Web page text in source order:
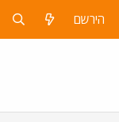
הירשם